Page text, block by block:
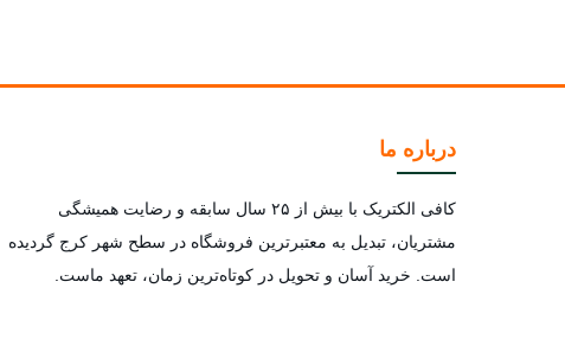
درباره ما
کافی الکتریک با بیش از ۲۵ سال سابقه و رضایت همیشگی
مشتریان، تبدیل به معتبرترین فروشگاه در سطح شهر کرج گردیده
است. خرید آسان و تحویل در کوتاه‌ترین زمان، تعهد ماست.